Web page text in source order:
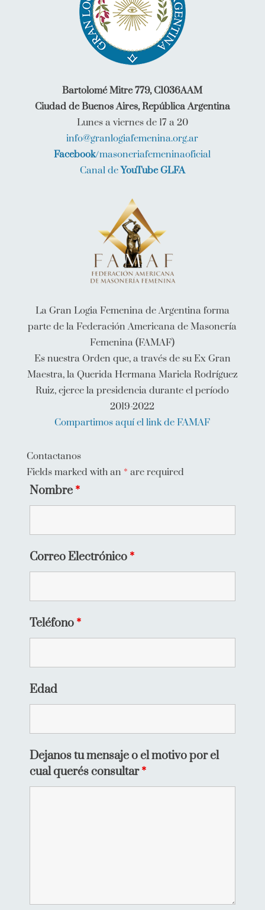
Bartolomé Mitre 779, C1036AAM
Ciudad de Buenos Aires, República Argentina
Lunes a viernes de 17 a 20
info@granlogiafemenina.org.ar
Facebook/masoneriafemeninaoficial
Canal deYouTube GLFA
La Gran Logia Femenina de Argentina forma
parte de la Federación Americana de Masonería
Femenina (FAMAF)
Es nuestra Orden que, a través de su Ex Gran
Maestra, la Querida Hermana Mariela Rodríguez
Ruiz, ejerce la presidencia durante el período
2019-2022
Compartimos aquí el link de FAMAF
Contactanos
Fields marked with an * are required
Nombre *
Correo Electrónico *
Teléfono *
Edad
Dejanos tu mensaje o el motivo por el
cual querés consultar*